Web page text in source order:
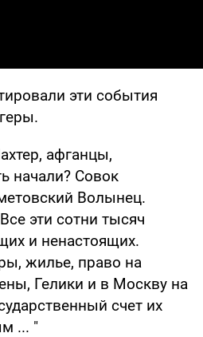
эти события
афганцы,
начали? Совок
Волынец.
эти сотни тысяч
и ненастоящих.
жилье, право на
Гелики и в Москву на
счет их
... "